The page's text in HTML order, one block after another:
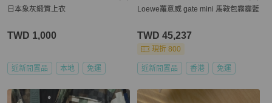
日本象灰緞質上衣
TWD 1,000
近新閒置品 本地 免運
Loewe羅意威 gate mini 馬鞍包霧霾藍
TWD 45,237
現折 800
近新閒置品 香港 免運